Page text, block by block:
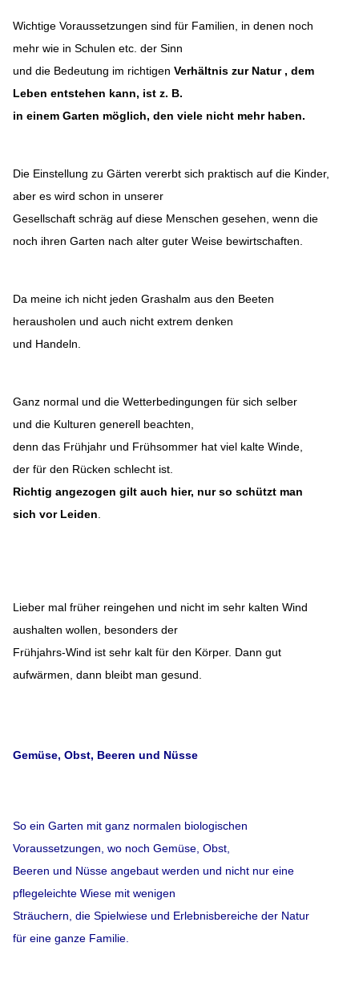
Wichtige Voraussetzungen sind für Familien, in denen noch
mehr wie in Schulen etc. der Sinn
und die Bedeutung im richtigen Verhältnis zur Natur , dem
Leben entstehen kann, ist z. B.
in einem Garten möglich, den viele nicht mehr haben.
Die Einstellung zu Gärten vererbt sich praktisch auf die Kinder,
aber es wird schon in unserer
Gesellschaft schräg auf diese Menschen gesehen, wenn die
noch ihren Garten nach alter guter Weise bewirtschaften.
Da meine ich nicht jeden Grashalm aus den Beeten
herausholen und auch nicht extrem denken
und Handeln.
Ganz normal und die Wetterbedingungen für sich selber
und die Kulturen generell beachten,
denn das Frühjahr und Frühsommer hat viel kalte Winde,
der für den Rücken schlecht ist.
Richtig angezogen gilt auch hier, nur so schützt man
sich vor Leiden.
Lieber mal früher reingehen und nicht im sehr kalten Wind
aushalten wollen, besonders der
Frühjahrs-Wind ist sehr kalt für den Körper. Dann gut
aufwärmen, dann bleibt man gesund.
Gemüse, Obst, Beeren und Nüsse
So ein Garten mit ganz normalen biologischen
Voraussetzungen, wo noch Gemüse, Obst,
Beeren und Nüsse angebaut werden und nicht nur eine
pflegeleichte Wiese mit wenigen
Sträuchern, die Spielwiese und Erlebnisbereiche der Natur
für eine ganze Familie.